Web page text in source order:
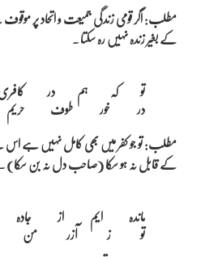
مطلب: اگر قومی زندگی جمیعت و اتحاد پر
کے بغیر زندہ نہیں رہ سکتا ۔
تو کہ ہم در
مطلب: تو جو کفر میں بھی کامل نہیں ہے
کے قابل نہ ہو سکا (صاحب دل نہ بن سکا) ۔
ماندہ ایم از
تو ز آزر من ز ابراہیم دور